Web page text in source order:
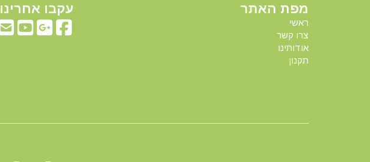
מפת האתר
ראשי
צרו קשר
אודותינו
תקנון
עקבו אחרינו